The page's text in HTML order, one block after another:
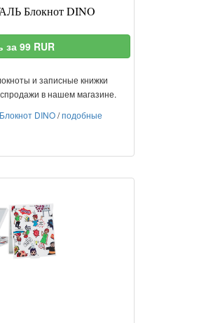
Блокнот DINO
за 99 RUR
и записные книжки
в нашем магазине.
Блокнот DINO/подобные